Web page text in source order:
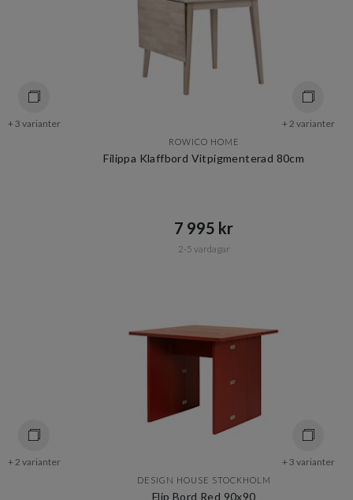
+ 3 varianter + 2 varianter
ROWICO HOME
Filippa Klaffbord Vitpigmenterad 80cm
7 995 kr​​
2-5 vardagar
+ 2 varianter + 3 varianter
DESIGN HOUSE STOCKHOLM
Flip Bord Red 90x90